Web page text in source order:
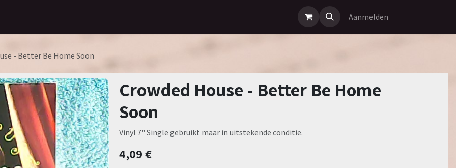
Aanmelden
- Better Be Home Soon
Crowded House - Better Be Home
Soon
Vinyl 7" Single gebruikt maar in uitstekende conditie.
4,09€